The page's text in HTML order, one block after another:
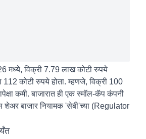
मध्ये, विक्री 7.79 लाख कोटी रुपये
कोटी रुपये होता. म्हणजे, विक्री 100
कमी. बाजारात ही एक स्मॉल-कॅप कंपनी
शेअर बाजार नियामक 'सेबी'च्या (Regulator